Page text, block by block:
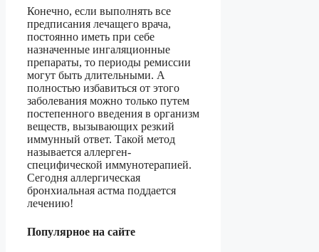
Конечно, если выполнять все
предписания лечащего врача,
постоянно иметь при себе
назначенные ингаляционные
препараты, то периоды ремиссии
могут быть длительными. А
полностью избавиться от этого
заболевания можно только путем
постепенного введения в организм
веществ, вызывающих резкий
иммунный ответ. Такой метод
называется аллерген-
специфической иммунотерапией.
Сегодня аллергическая
бронхиальная астма поддается
лечению!
Популярное на сайте